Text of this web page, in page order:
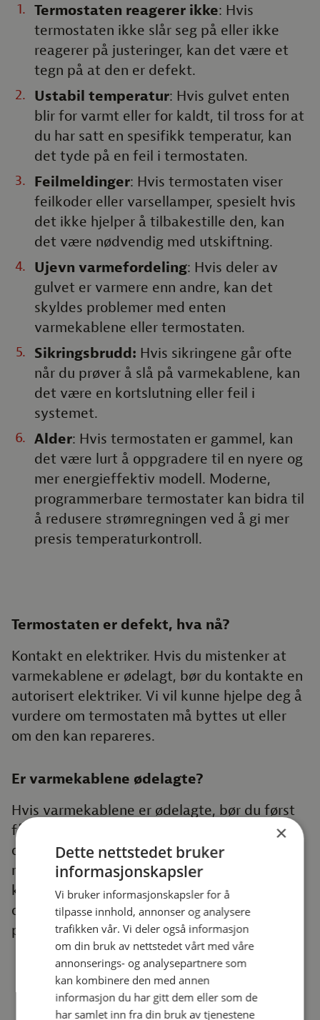
Termostaten reagerer ikke: Hvis
termostaten ikke slår seg på eller ikke
reagerer på justeringer, kan det være et
tegn på at den er defekt.
Ustabil temperatur: Hvis gulvet enten
blir for varmt eller for kaldt, til tross for at
du har satt en spesifikk temperatur, kan
det tyde på en feil i termostaten.
Feilmeldinger: Hvis termostaten viser
feilkoder eller varsellamper, spesielt hvis
det ikke hjelper å tilbakestille den, kan
det være nødvendig med utskiftning.
Ujevn varmefordeling: Hvis deler av
gulvet er varmere enn andre, kan det
skyldes problemer med enten
varmekablene eller termostaten.
Sikringsbrudd: Hvis sikringene går ofte
når du prøver å slå på varmekablene, kan
det være en kortslutning eller feil i
systemet.
Alder: Hvis termostaten er gammel, kan
det være lurt å oppgradere til en nyere og
mer energieffektiv modell. Moderne,
programmerbare termostater kan bidra til
å redusere strømregningen ved å gi mer
presis temperaturkontroll.
Termostaten er defekt, hva nå?
Kontakt en elektriker. Hvis du mistenker at
varmekablene er ødelagt, bør du kontakte en
autorisert elektriker. Vi vil kunne hjelpe deg å
vurdere om termostaten må byttes ut eller
om den kan repareres.
Er varmekablene ødelagte?
Hvis varmekablene er ødelagte, bør du først
få en profesjonell vurdering for å finne ut om
det er mulig å reparere kablene eller om du
må bytte hele systemet. Det kan være en
kostbar prosess, men det er viktig å sikre at
det gjøres riktig for å unngå ytterligere
problemer i fremtiden.
×
Dette nettstedet bruker
informasjonskapsler
Vi bruker informasjonskapsler for å
tilpasse innhold, annonser og analysere
trafikken vår. Vi deler også informasjon
om din bruk av nettstedet vårt med våre
annonserings- og analysepartnere som
kan kombinere den med annen
informasjon du har gitt dem eller som de
har samlet inn fra din bruk av tjenestene